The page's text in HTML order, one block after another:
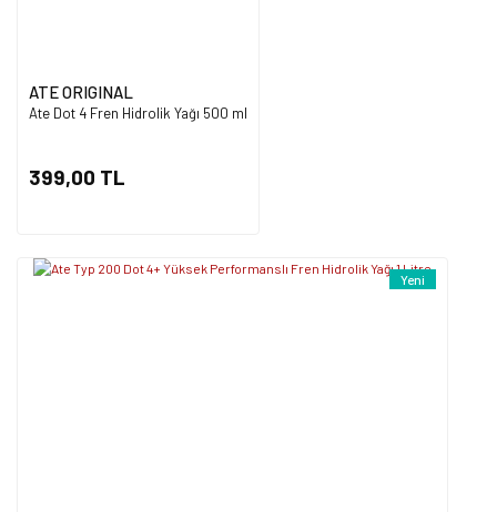
ATE ORIGINAL
Ate Dot 4 Fren Hidrolik Yağı 500 ml
399,00 TL
Yeni